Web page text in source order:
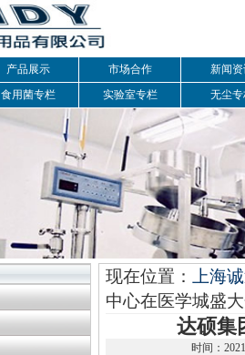
产品展示 市场合作
新闻资
食用菌专栏 实验室专栏 无尘专
现在位置：
上海
中心在医学城盛
达硕集
时间：